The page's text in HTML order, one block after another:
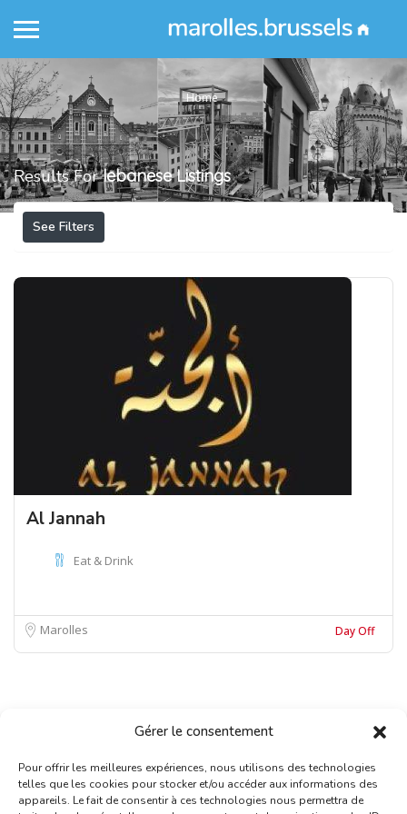
Gérer le consentement
Pour offrir les meilleures expériences, nous utilisons des technologies
telles que les cookies pour stocker et/ou accéder aux informations des
appareils. Le fait de consentir à ces technologies nous permettra de
Home
Results Forlebanese Listings
See Filters
Al Jannah
Eat & Drink
Marolles Day Off